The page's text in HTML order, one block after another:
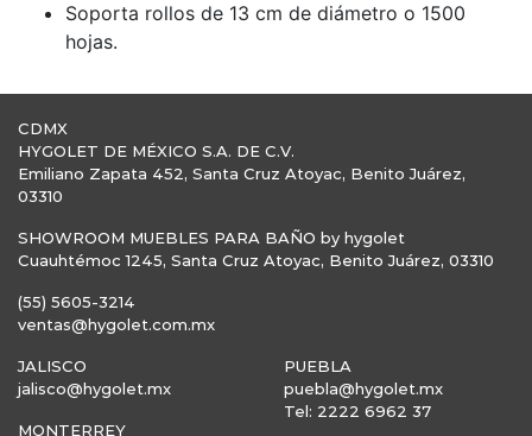
Soporta rollos de 13 cm de diámetro o 1500
hojas.
CDMX
HYGOLET DE MÉXICO S.A. DE C.V.
Emiliano Zapata 452, Santa Cruz Atoyac, Benito Juárez,
03310
SHOWROOM MUEBLES PARA BAÑO by hygolet
Cuauhtémoc 1245, Santa Cruz Atoyac, Benito Juárez, 03310
(55) 5605-3214
ventas@hygolet.com.mx
JALISCO
jalisco@hygolet.mx
MONTERREY
PUEBLA
puebla@hygolet.mx
Tel: 2222 6962 37